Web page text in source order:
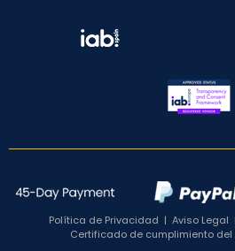
Política de Privacidad | Aviso Legal
Certificado de cumplimiento del